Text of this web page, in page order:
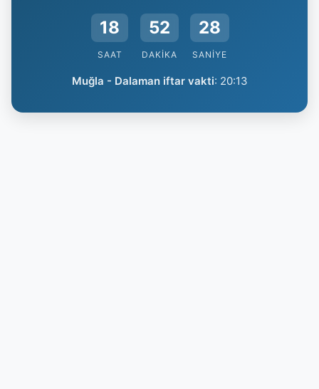
18
SAAT
52
DAKIKA
28
SANIYE
Muğla - Dalaman iftar vakti: 20:13